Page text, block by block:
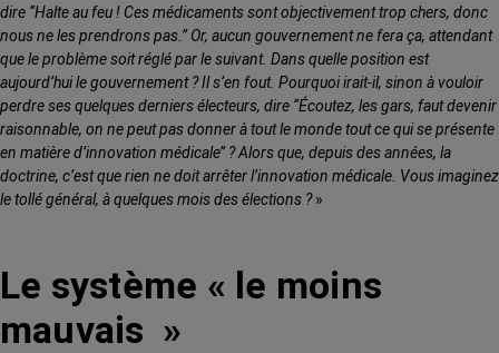
dire ‘‘Halte au feu ! Ces médicaments sont objectivement trop chers, donc
nous ne les prendrons pas.’’ Or, aucun gouvernement ne fera ça, attendant
que le problème soit réglé par le suivant. Dans quelle position est
aujourd’hui le gouvernement ? Il s’en fout. Pourquoi irait-il, sinon à vouloir
perdre ses quelques derniers électeurs, dire ‘‘Écoutez, les gars, faut devenir
raisonnable, on ne peut pas donner à tout le monde tout ce qui se présente
en matière d’innovation médicale’’ ? Alors que, depuis des années, la
doctrine, c’est que rien ne doit arrêter l’innovation médicale. Vous imaginez
le tollé général, à quelques mois des élections ?»
Le système « le moins
mauvais »